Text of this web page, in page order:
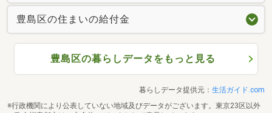
豊島区の住まいの給付金
豊島区の暮らしデータをもっと見る
暮らしデータ提供元： 生活ガイド.com
※行政機関により公表していない地域及びデータがございます。東京23区以外